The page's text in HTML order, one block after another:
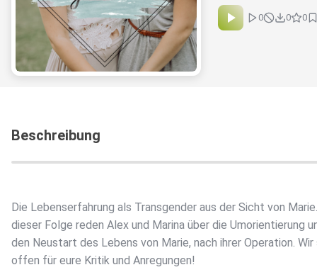
0 0 0
Beschreibung
Die Lebenserfahrung als Transgender aus der Sicht von
dieser Folge reden Alex und Marina über die Umorientierung
den Neustart des Lebens von Marie, nach ihrer Operation. Wir
offen für eure Kritik und Anregungen!